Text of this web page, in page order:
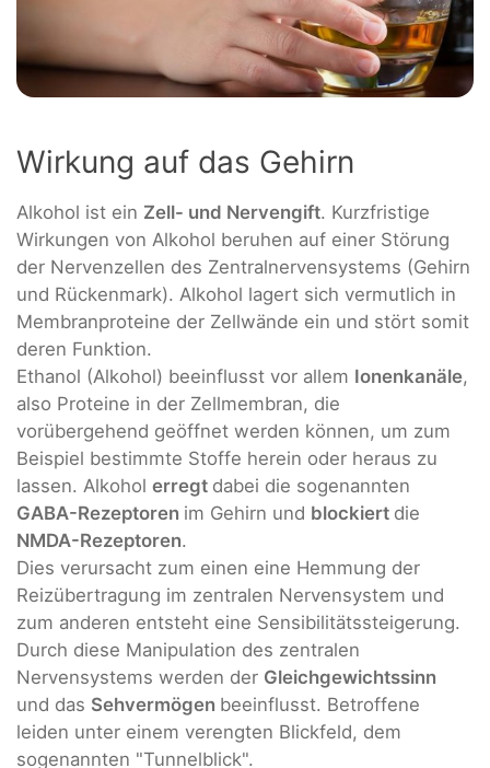
Wirkung auf das Gehirn
Alkohol ist ein Zell- und Nervengift. Kurzfristige
Wirkungen von Alkohol beruhen auf einer Störung
der Nervenzellen des Zentralnervensystems (Gehirn
und Rückenmark). Alkohol lagert sich vermutlich in
Membranproteine der Zellwände ein und stört somit
deren Funktion.
Ethanol (Alkohol) beeinflusst vor allem Ionenkanäle,
also Proteine in der Zellmembran, die
vorübergehend geöffnet werden können, um zum
Beispiel bestimmte Stoffe herein oder heraus zu
lassen. Alkohol erregt dabei die sogenannten
GABA-Rezeptoren im Gehirn und blockiert die
NMDA-Rezeptoren.
Dies verursacht zum einen eine Hemmung der
Reizübertragung im zentralen Nervensystem und
zum anderen entsteht eine Sensibilitätssteigerung.
Durch diese Manipulation des zentralen
Nervensystems werden der Gleichgewichtssinn
und das Sehvermögen beeinflusst. Betroffene
leiden unter einem verengten Blickfeld, dem
sogenannten "Tunnelblick".